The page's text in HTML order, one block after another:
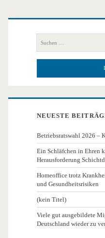
Primäre
Seitenleiste
nach:
NEUESTE
Betriebsratswahl 2026 –
Ein Schläfchen in Ehren
Herausforderung
Homeoffice trotz
und Gesundheitsrisiken
(kein Titel)
Viele gut ausgebildete
Deutschland wieder zu